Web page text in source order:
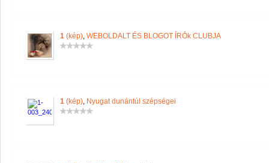
1 (kép), WEBOLDALT ÉS BLOGOT ÍRÓk CLUBJA
1 (kép), Nyugat dunántúl szépségei